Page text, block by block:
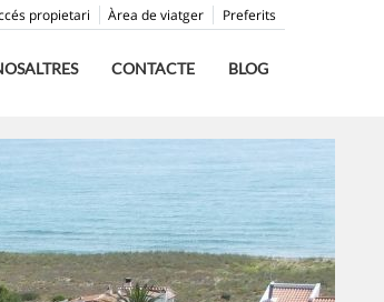
Preferits
Àrea de viatger
propietari
CONTACTE BLOG